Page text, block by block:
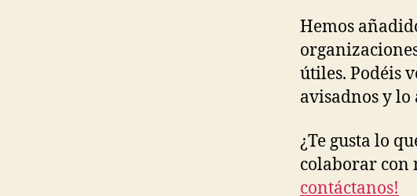
Hemos
útiles. Podéis
avisadnos y
¿Te gusta lo
colaborar con
contáctanos!